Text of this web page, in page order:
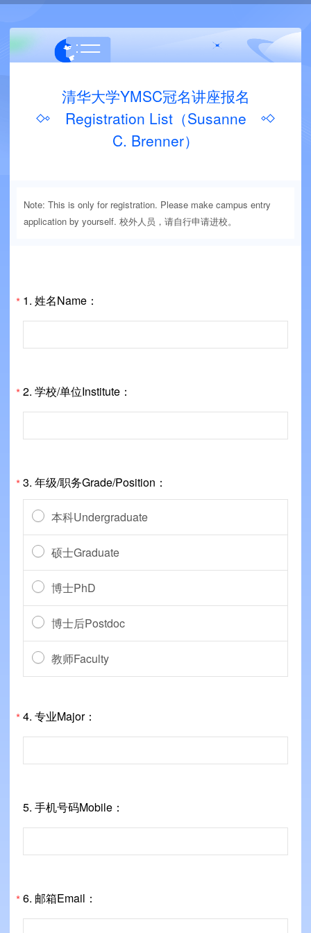
清华大学YMSC冠名讲座报名
Registration List（Susanne
C. Brenner）
Note: This is only for registration. Please make campus entry
application by yourself. 校外人员，请自行申请进校。
* 1. 姓名Name：
*2. 学校/单位Institute：
*3. 年级/职务Grade/Position：
本科Undergraduate
硕士Graduate
博士PhD
博士后Postdoc
教师Faculty
*4. 专业Major：
5. 手机号码Mobile：
*6. 邮箱Email：